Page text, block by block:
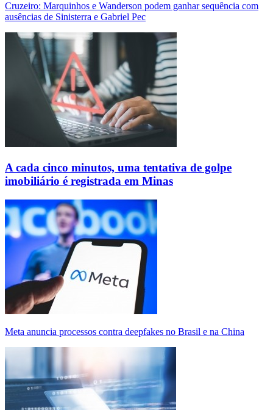
Cruzeiro: Marquinhos e Wanderson podem ganhar sequência com
ausências de Sinisterra e Gabriel Pec
A cada cinco minutos, uma tentativa de golpe
imobiliário é registrada em Minas
Meta anuncia processos contra deepfakes no Brasil e na China